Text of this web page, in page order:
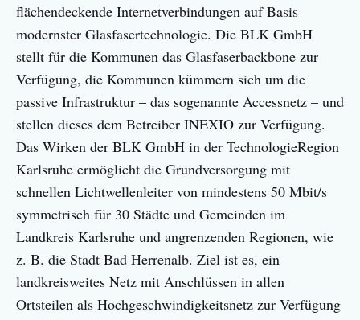
flächendeckende Internetverbindungen auf Basis
modernster Glasfasertechnologie. Die BLK GmbH
stellt für die Kommunen das Glasfaserbackbone zur
Verfügung, die Kommunen kümmern sich um die
passive Infrastruktur – das sogenannte Accessnetz – und
stellen dieses dem Betreiber INEXIO zur Verfügung.
Das Wirken der BLK GmbH in der TechnologieRegion
Karlsruhe ermöglicht die Grundversorgung mit
schnellen Lichtwellenleiter von mindestens 50 Mbit/s
symmetrisch für 30 Städte und Gemeinden im
Landkreis Karlsruhe und angrenzenden Regionen, wie
z. B. die Stadt Bad Herrenalb. Ziel ist es, ein
landkreisweites Netz mit Anschlüssen in allen
Ortsteilen als Hochgeschwindigkeitsnetz zur Verfügung